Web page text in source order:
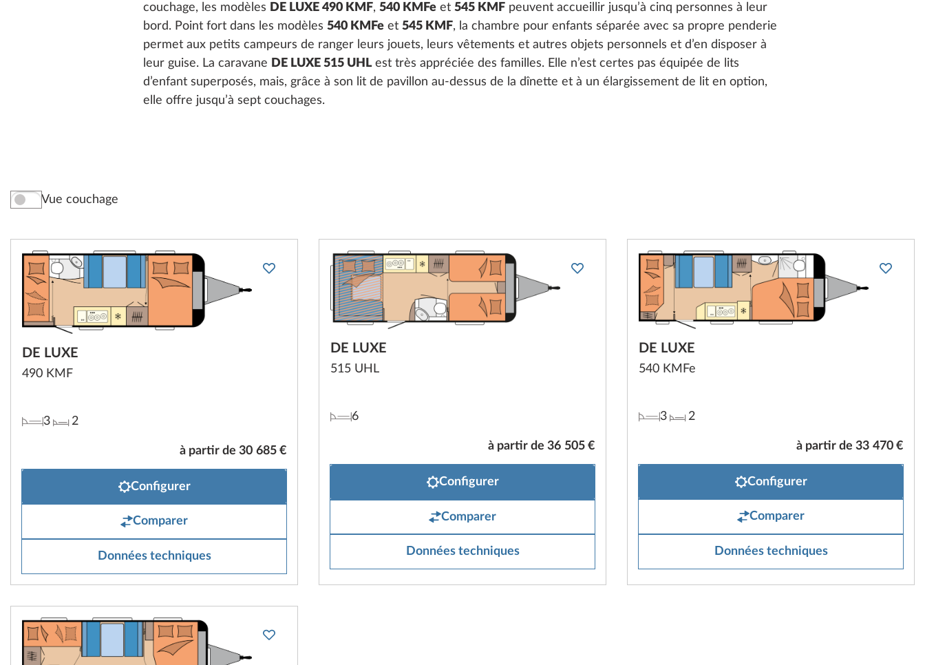
couchage, les modèles DE LUXE 490 KMF, 540 KMFe et 545 KMF peuvent accueillir jusqu’à cinq personnes à leur
bord. Point fort dans les modèles 540 KMFe et 545 KMF, la chambre pour enfants séparée avec sa propre penderie
permet aux petits campeurs de ranger leurs jouets, leurs vêtements et autres objets personnels et d’en disposer à
leur guise. La caravane DE LUXE 515 UHLest très appréciée des familles. Elle n’est certes pas équipée de lits
d’enfant superposés, mais, grâce à son lit de pavillon au-dessus de la dînette et à un élargissement de lit en option,
elle offre jusqu’à sept couchages.
Vue couchage
DE LUXE
490 KMF
3 2
à partir de 30 685 €
Configurer
Comparer
Données techniques
DE LUXE
515 UHL
6
à partir de 36 505 €
Configurer
Comparer
Données techniques
DE LUXE
540 KMFe
3 2
à partir de 33 470 €
Configurer
Comparer
Données techniques